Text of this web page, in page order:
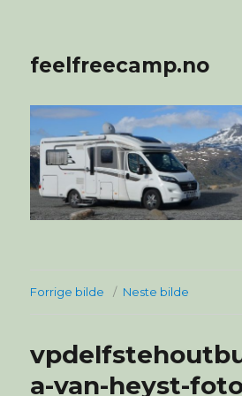
feelfreecamp.no
Forrige bilde Neste bilde
a-van-heyst-